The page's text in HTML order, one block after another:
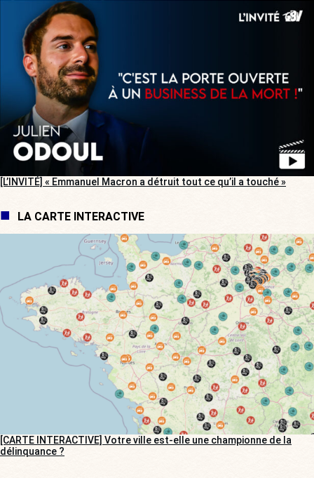
[L’INVITÉ] « Emmanuel Macron a détruit tout ce qu’il a touché »
LA CARTE INTERACTIVE
[CARTE INTERACTIVE] Votre ville est-elle une championne de la
délinquance ?